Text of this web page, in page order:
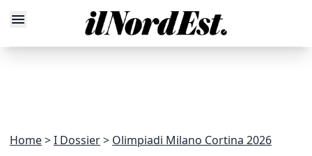
Home I Dossier Olimpiadi Milano Cortina 2026